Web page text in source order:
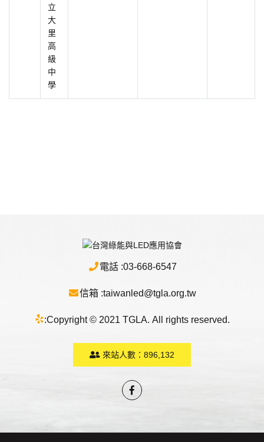
立
大
里
高
級
中
學
電話 :03-668-6547
信箱 :taiwanled@tgla.org.tw
:Copyright © 2021 TGLA. All rights reserved.
來站人數： 896,132